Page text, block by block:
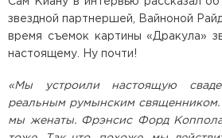
звездной партнершей, Вайноной
время съемок картины «Дракула»
настоящему. Ну почти!
«Мы устроили настоящую
реальным румынским священником.
мы женаты. Фрэнсис Форд